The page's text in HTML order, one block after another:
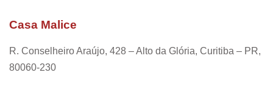
Casa Malice
R. Conselheiro Araújo, 428 – Alto da Glória, Curitiba – PR,
80060-230